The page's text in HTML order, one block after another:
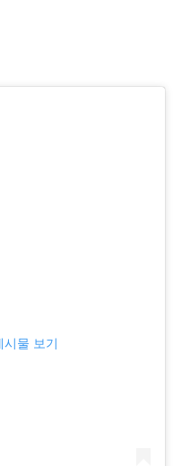
물 보기